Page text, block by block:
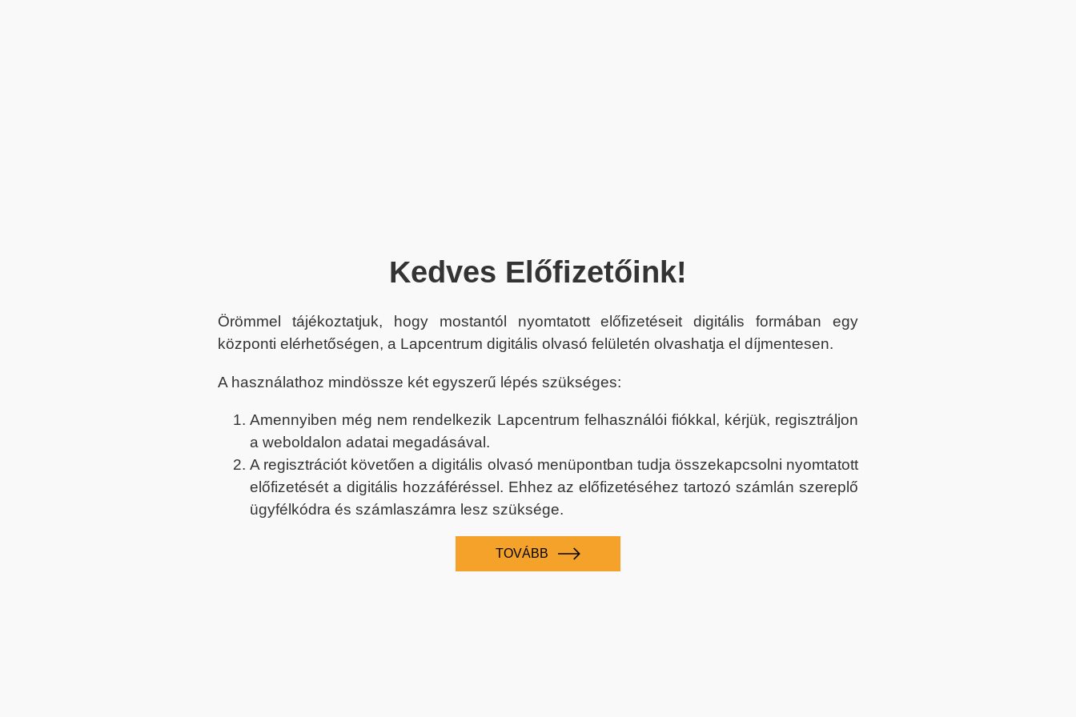
Kedves Előfizetőink!
Örömmel tájékoztatjuk, hogy mostantól nyomtatott előfizetéseit digitális formában egy
központi elérhetőségen, a Lapcentrum digitális olvasó felületén olvashatja el díjmentesen.
A használathoz mindössze két egyszerű lépés szükséges:
Amennyiben még nem rendelkezik Lapcentrum felhasználói fiókkal, kérjük, regisztráljon
a weboldalon adatai megadásával.
A regisztrációt követően a digitális olvasó menüpontban tudja összekapcsolni nyomtatott
előfizetését a digitális hozzáféréssel. Ehhez az előfizetéséhez tartozó számlán szereplő
ügyfélkódra és számlaszámra lesz szüksége.
TOVÁBB